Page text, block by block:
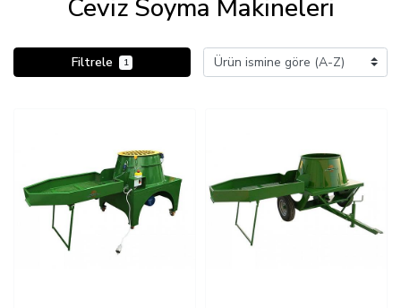
Ceviz Soyma Makineleri
Filtrele 1